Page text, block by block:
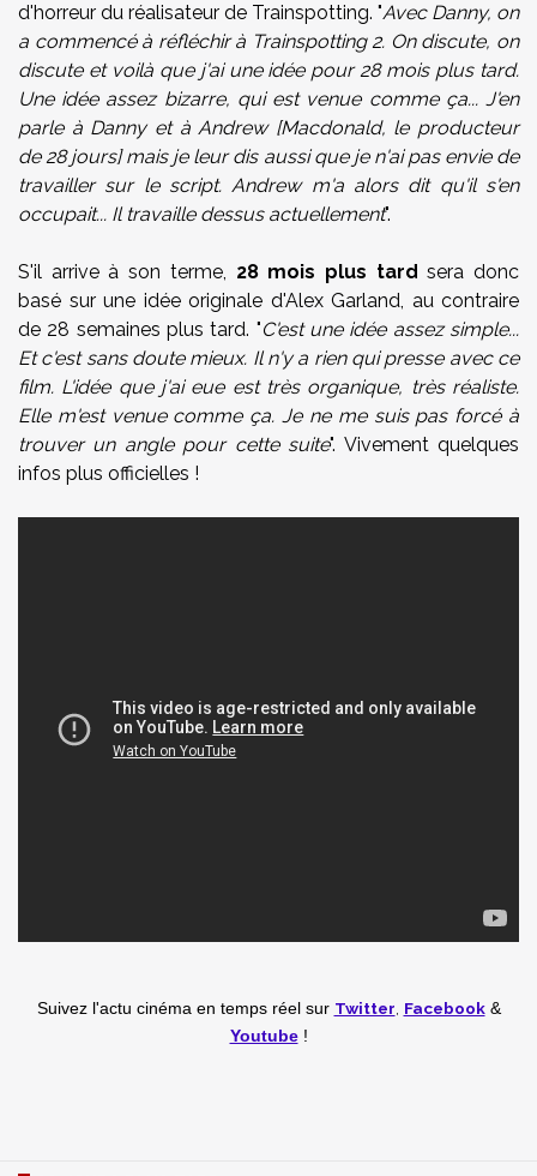
d'horreur du réalisateur de Trainspotting. "Avec Danny, on
a commencé à réfléchir à Trainspotting 2. On discute, on
discute et voilà que j'ai une idée pour 28 mois plus tard.
Une idée assez bizarre, qui est venue comme ça... J'en
parle à Danny et à Andrew [Macdonald, le producteur
de 28 jours] mais je leur dis aussi que je n'ai pas envie de
travailler sur le script. Andrew m'a alors dit qu'il s'en
occupait... Il travaille dessus actuellement".
S'il arrive à son terme, 28 mois plus tard sera donc
basé sur une idée originale d'Alex Garland, au contraire
de 28 semaines plus tard. "C'est une idée assez simple...
Et c'est sans doute mieux. Il n'y a rien qui presse avec ce
film. L'idée que j'ai eue est très organique, très réaliste.
Elle m'est venue comme ça. Je ne me suis pas forcé à
trouver un angle pour cette suite". Vivement quelques
infos plus officielles !
Suivez l'actu cinéma en temps réel sur Twitter Facebook&
Youtube!